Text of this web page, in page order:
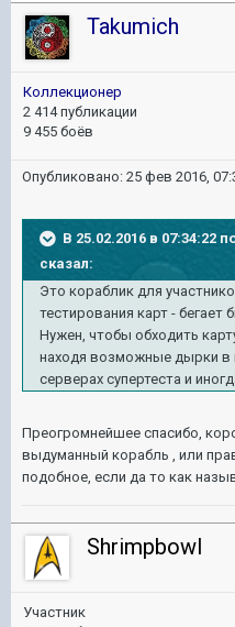
Takumich
Коллекционер
2 414 публикации
9 455 боёв
Опубликовано: 25 фев 2016,
В 25.02.2016 в 07:34:22
сказал:
Это кораблик для
тестирования карт - бегает
Нужен, чтобы обходить
находя возможные дырки в
серверах супертеста и
Преогромнейшее спасибо,
выдуманный корабль , или
подобное, если да то как
Shrimpbowl
Участник